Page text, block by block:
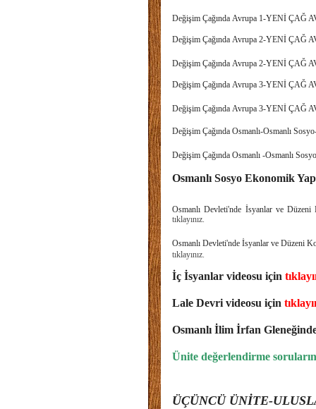
Değişim Çağında Avrupa 1-YENİ
Değişim Çağında Avrupa 2-YENİ
Değişim Çağında Avrupa 2-YENİ
Değişim Çağında Avrupa 3-YENİ
Değişim Çağında Avrupa 3-YENİ
Değişim Çağında Osmanlı-Osmanlı
Değişim Çağında Osmanlı -Osmanlı
Osmanlı Sosyo Ekonomik
Osmanlı Devleti'nde İsyanlar ve
tıklayınız.
Osmanlı Devleti'nde İsyanlar ve
tıklayınız.
İç İsyanlar videosu için
Lale Devri videosu için
Osmanlı İlim İrfan
Ünite değerlendirme
ÜÇÜNCÜ ÜNİTE-